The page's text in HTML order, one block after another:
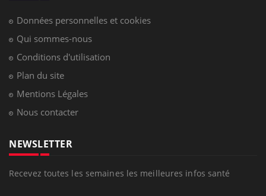
Données personnelles et cookies
Qui sommes-nous
Conditions d'utilisation
Plan du site
Mentions Légales
Nous contacter
NEWSLETTER
Recevez toutes les semaines les meilleures infos santé